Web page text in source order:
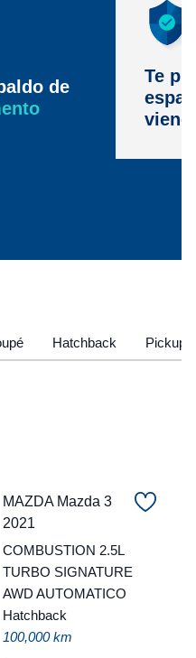
de
Te
Hatchback Pickup
MAZDA Mazda 3
2021
COMBUSTION 2.5L
TURBO SIGNATURE
AWD AUTOMATICO
Hatchback
100,000 km